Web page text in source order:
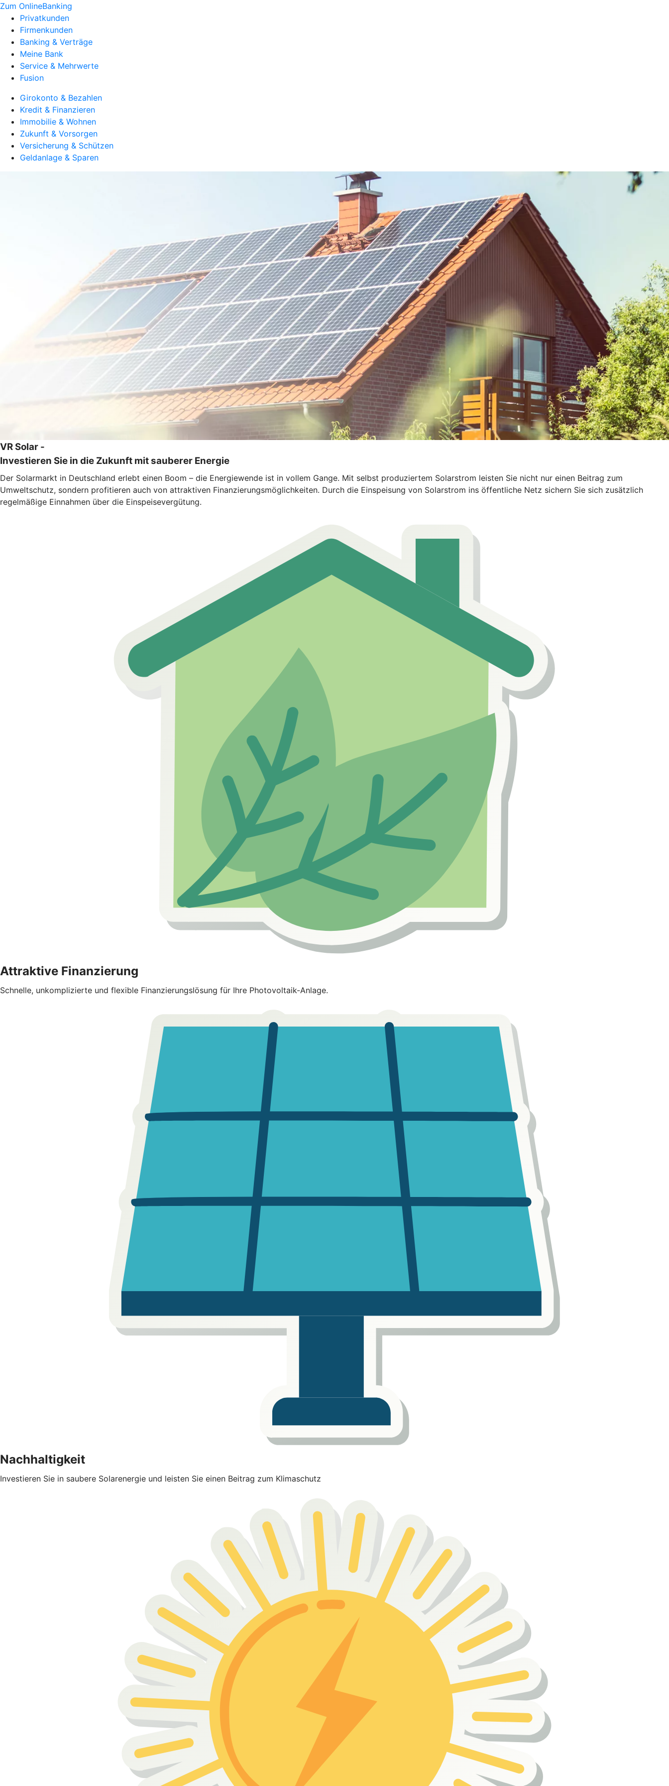
Zum OnlineBanking
Privatkunden
Firmenkunden
Banking & Verträge
Meine Bank
Service & Mehrwerte
Fusion
Girokonto & Bezahlen
Kredit & Finanzieren
Immobilie & Wohnen
Zukunft & Vorsorgen
Versicherung & Schützen
Geldanlage & Sparen
VR Solar -
Investieren Sie in die Zukunft mit sauberer Energie
Der Solarmarkt in Deutschland erlebt einen Boom – die Energiewende ist in vollem Gange. Mit selbst produziertem Solarstrom leisten Sie nicht nur einen Beitrag zum
Umweltschutz, sondern profitieren auch von attraktiven Finanzierungsmöglichkeiten. Durch die Einspeisung von Solarstrom ins öffentliche Netz sichern Sie sich zusätzlich
regelmäßige Einnahmen über die Einspeisevergütung.
Attraktive Finanzierung
Schnelle, unkomplizierte und flexible Finanzierungslösung für Ihre Photovoltaik-Anlage.
Nachhaltigkeit
Investieren Sie in saubere Solarenergie und leisten Sie einen Beitrag zum Klimaschutz